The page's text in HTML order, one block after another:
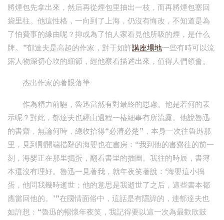
將煙包先拿出來，然后再從煙包里抽出一枝，而再將煙包塞回
袋里往。他這性格，一向到了上海，仍沒有悔改，不知道是為
了怕費事的緣由呢？抑或為了怕人家看見他所吸的煙，是什么
牌。”郁達夫是高超的作家，對于如許講座場地一些有時可以流
露人物深切心坎的細節，經他察看描述出來，值得人們領會。
杰出作家的著眼落筆
作為精力前驅，魯迅當然有對最終的思慮。他是若何的表
示呢？對此，郁達夫也經由過程一樁細事有所流露。他說魯迅
的書齋，無論何時，總收拾得“必清必楚”，本身一次往魯迅那
里，見到剛開端措辭的海嬰也在書房：“我到他的書齋往的前一
刻，海嬰正在那里搗蛋，翻看書里的插圖。我往的時辰，書簿
本還沒有理好。魯迅一見著我，就年夜笑著說：‘海嬰這小搗
蛋，他問我幾時逝世；他的意思是我逝世了之后，這些書本都
應當回他的。’”在國情面俗中，這話是有隱諱的，連郁達夫也
如許想：“魯迅的暢懷年夜笑，我記得要以這一次為最歡欣鼓